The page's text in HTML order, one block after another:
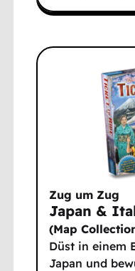
Zug um Zug
Japan &
(Map
Düst in einem
Japan und